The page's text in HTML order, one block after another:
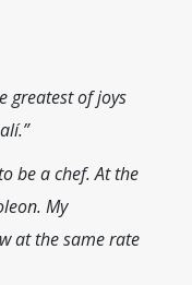
greatest of joys
be a chef. At the
My
at the same rate